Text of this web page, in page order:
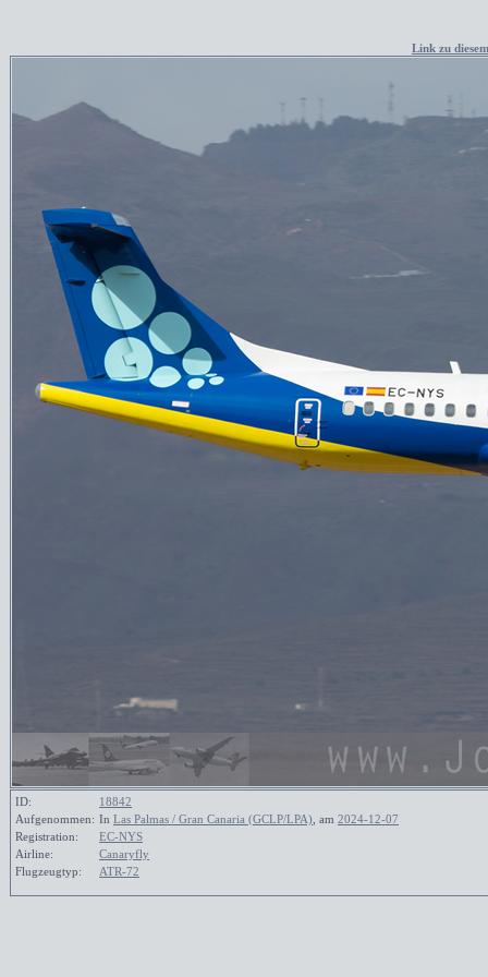
Link zu
ID:
18842
Aufgenommen: In Las Palmas / Gran Canaria (GCLP/LPA) , am 2024-12-07
Registration:
EC-NYS
Airline:
Canaryfly
Flugzeugtyp:
ATR-72